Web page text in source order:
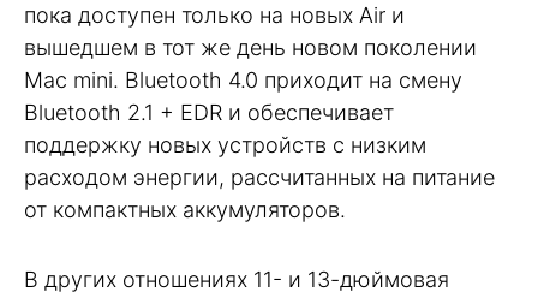
пока доступен только на новых Air и
вышедшем в тот же день новом поколении
Mac mini. Bluetooth 4.0 приходит на смену
Bluetooth 2.1 + EDR и обеспечивает
поддержку новых устройств с низким
расходом энергии, рассчитанных на питание
от компактных аккумуляторов.
В других отношениях 11- и 13-дюймовая